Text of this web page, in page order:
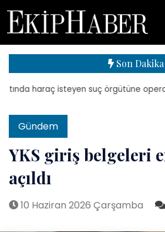
Son Dakika
haraç isteyen suç örgütüne
Gündem
YKS giriş belgeleri
açıldı
10 Haziran 2026 Çarşamba